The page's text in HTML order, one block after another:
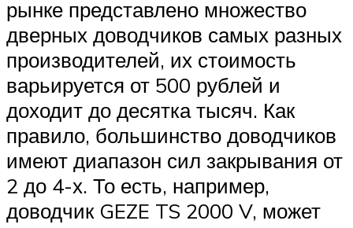
рынке представлено множество
дверных доводчиков самых разных
производителей, их стоимость
варьируется от 500 рублей и
доходит до десятка тысяч. Как
правило, большинство доводчиков
имеют диапазон сил закрывания от
2 до 4-х. То есть, например,
доводчик GEZE TS 2000 V, может